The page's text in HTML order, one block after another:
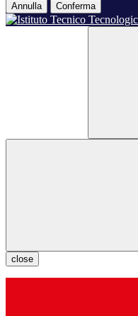
Annulla Conferma
close